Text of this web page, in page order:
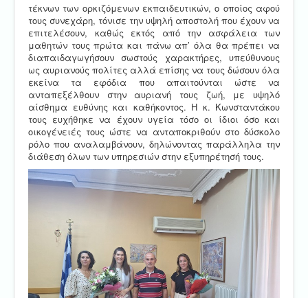
τέκνων των ορκιζόμενων εκπαιδευτικών, ο οποίος αφού
τους συνεχάρη, τόνισε την υψηλή αποστολή που έχουν να
επιτελέσουν, καθώς εκτός από την ασφάλεια των
μαθητών τους πρώτα και πάνω απ’ όλα θα πρέπει να
διαπαιδαγωγήσουν σωστούς χαρακτήρες, υπεύθυνους
ως αυριανούς πολίτες αλλά επίσης να τους δώσουν όλα
εκείνα τα εφόδια που απαιτούνται ώστε να
ανταπεξέλθουν στην αυριανή τους ζωή, με υψηλό
αίσθημα ευθύνης και καθήκοντος. Η κ. Κωνσταντάκου
τους ευχήθηκε να έχουν υγεία τόσο οι ίδιοι όσο και
οικογένειές τους ώστε να ανταποκριθούν στο δύσκολο
ρόλο που αναλαμβάνουν, δηλώνοντας παράλληλα την
διάθεση όλων των υπηρεσιών στην εξυπηρέτησή τους.